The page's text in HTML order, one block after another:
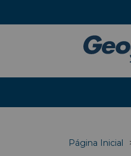
Página Inicial